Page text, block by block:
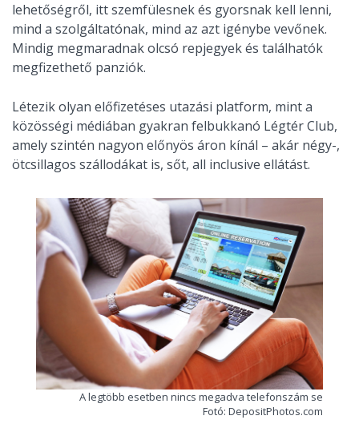
lehetőségről, itt szemfülesnek és gyorsnak kell lenni,
mind a szolgáltatónak, mind az azt igénybe vevőnek.
Mindig megmaradnak olcsó repjegyek és találhatók
megfizethető panziók.
Létezik olyan előfizetéses utazási platform, mint a
közösségi médiában gyakran felbukkanó Légtér Club,
amely szintén nagyon előnyös áron kínál – akár négy-,
ötcsillagos szállodákat is, sőt, all inclusive ellátást.
A legtöbb esetben nincs megadva telefonszám se
Fotó: DepositPhotos.com